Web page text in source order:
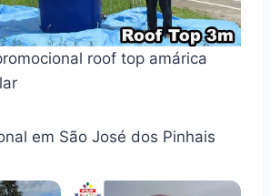
roof top amárica
em São José dos Pinhais